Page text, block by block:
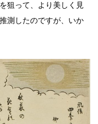
狙って、より美しく見
測したのですが、いか